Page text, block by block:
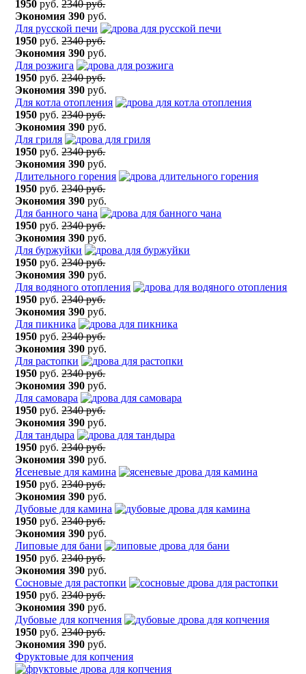
1950 руб.2340 руб.
Экономия 390 руб.
Для русской печи
1950 руб.2340 руб.
Экономия 390 руб.
Для розжига
1950 руб.2340 руб.
Экономия 390 руб.
Для котла отопления
1950 руб.2340 руб.
Экономия 390 руб.
Для гриля
1950 руб.2340 руб.
Экономия 390 руб.
Длительного горения
1950 руб.2340 руб.
Экономия 390 руб.
Для банного чана
1950 руб.2340 руб.
Экономия 390 руб.
Для буржуйки
1950 руб.2340 руб.
Экономия 390 руб.
Для водяного отопления
1950 руб.2340 руб.
Экономия 390 руб.
Для пикника
1950 руб.2340 руб.
Экономия 390 руб.
Для растопки
1950 руб.2340 руб.
Экономия 390 руб.
Для самовара
1950 руб.2340 руб.
Экономия 390 руб.
Для тандыра
1950 руб.2340 руб.
Экономия 390 руб.
Ясеневые для камина
1950 руб.2340 руб.
Экономия 390 руб.
Дубовые для камина
1950 руб.2340 руб.
Экономия 390 руб.
Липовые для бани
1950 руб.2340 руб.
Экономия 390 руб.
Сосновые для растопки
1950 руб.2340 руб.
Экономия 390 руб.
Дубовые для копчения
1950 руб.2340 руб.
Экономия 390 руб.
Фруктовые для копчения